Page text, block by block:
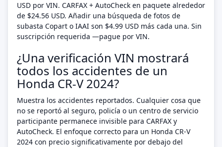
USD por VIN. CARFAX + AutoCheck en paquete alrededor
de $24.56 USD. Añadir una búsqueda de fotos de
subasta Copart o IAAI son $4.99 USD más cada una. Sin
suscripción requerida —pague por VIN.
¿Una verificación VIN mostrará
todos los accidentes de un
Honda CR-V 2024?
Muestra los accidentes reportados. Cualquier cosa que
no se reportó al seguro, policía o un centro de servicio
participante permanece invisible para CARFAX y
AutoCheck. El enfoque correcto para un Honda CR-V
2024 con precio significativamente por debajo del